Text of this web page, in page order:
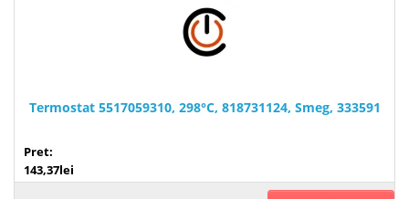
Termostat 5517059310, 298°C, 818731124, Smeg, 333591
Pret:
143,37lei